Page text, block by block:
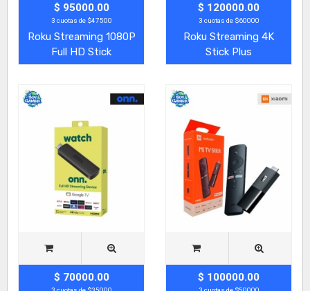
$ 95000.00
3 cuotas de $47500
Roku Streaming 1080P
Full HD Stick
$ 120000.00
3 cuotas de $60000
Roku Streaming 4K
Stick Plus
$ 70000.00 $ 100000.00